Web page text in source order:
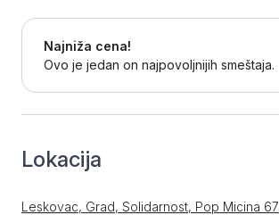
Najniža cena!
Ovo je jedan on najpovoljnijih smeštaja.
Lokacija
Leskovac, Grad, Solidarnost, Pop Micina 67